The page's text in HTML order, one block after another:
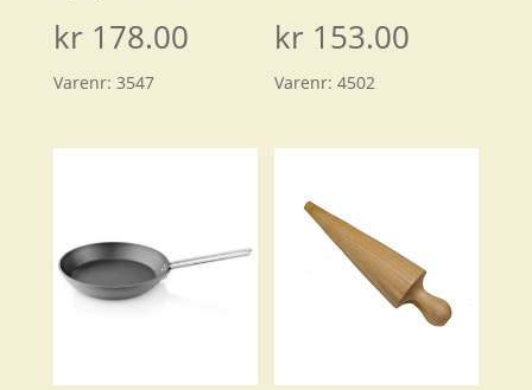
kr 178.00
Varenr: 3547
kr 153.00
Varenr:4502